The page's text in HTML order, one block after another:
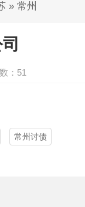
» 常州
： 51
常州讨债